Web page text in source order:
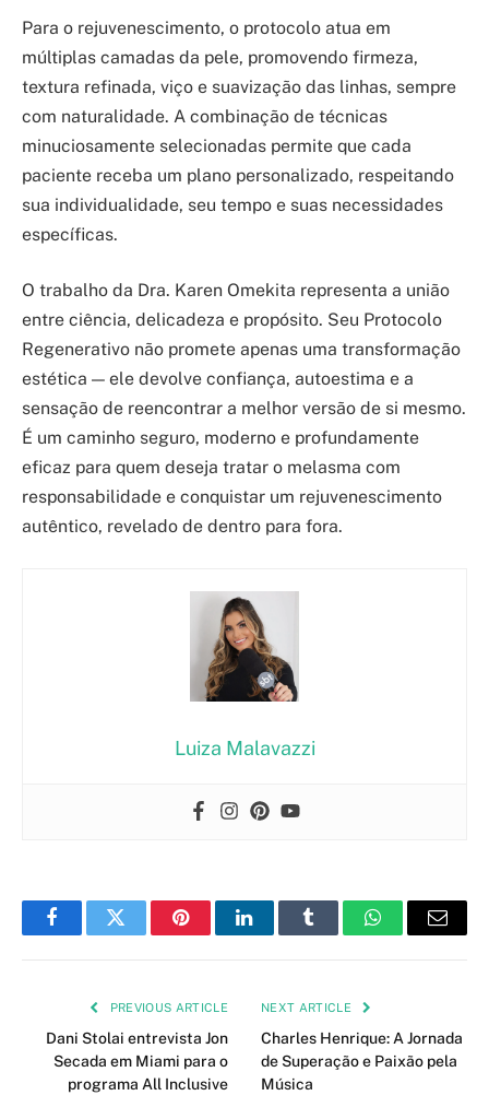
Para o rejuvenescimento, o protocolo atua em
múltiplas camadas da pele, promovendo firmeza,
textura refinada, viço e suavização das linhas, sempre
com naturalidade. A combinação de técnicas
minuciosamente selecionadas permite que cada
paciente receba um plano personalizado, respeitando
sua individualidade, seu tempo e suas necessidades
específicas.
O trabalho da Dra. Karen Omekita representa a união
entre ciência, delicadeza e propósito. Seu Protocolo
Regenerativo não promete apenas uma transformação
estética — ele devolve confiança, autoestima e a
sensação de reencontrar a melhor versão de si mesmo.
É um caminho seguro, moderno e profundamente
eficaz para quem deseja tratar o melasma com
responsabilidade e conquistar um rejuvenescimento
autêntico, revelado de dentro para fora.
Luiza Malavazzi
FacebookTwitter PinterestLinkedInTumblr WhatsAppEmail
PREVIOUS ARTICLE
Dani Stolai entrevista Jon
Secada em Miami para o
programa All Inclusive
NEXT ARTICLE
Charles Henrique: A Jornada
de Superação e Paixão pela
Música